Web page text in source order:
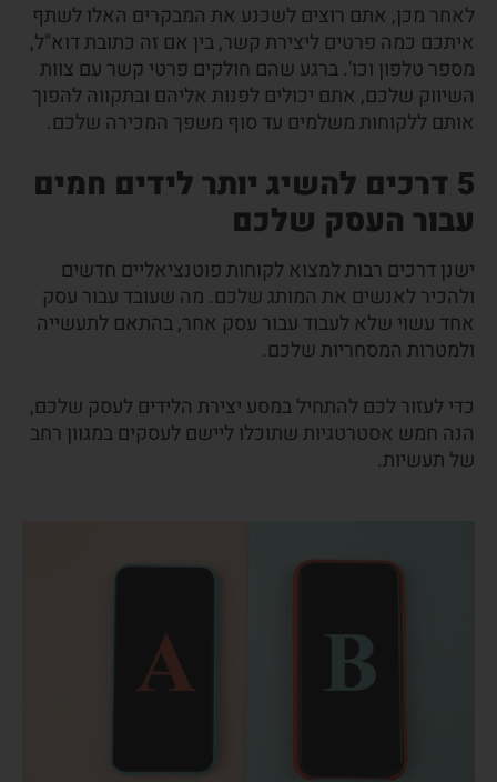
לאחר מכן, אתם רוצים לשכנע את המבקרים האלו לשתף
איתכם כמה פרטים ליצירת קשר, בין אם זה כתובת דוא"ל,
מספר טלפון וכו'. ברגע שהם חולקים פרטי קשר עם צוות
השיווק שלכם, אתם יכולים לפנות אליהם ובתקווה להפוך
אותם ללקוחות משלמים עד סוף משפך המכירה שלכם.
5 דרכים להשיג יותר לידים חמים
עבור העסק שלכם
ישנן דרכים רבות למצוא לקוחות פוטנציאליים חדשים
ולהכיר לאנשים את המותג שלכם. מה שעובד עבור עסק
אחד עשוי שלא לעבוד עבור עסק אחר, בהתאם לתעשייה
ולמטרות המסחריות שלכם.
כדי לעזור לכם להתחיל במסע יצירת הלידים לעסק שלכם,
הנה חמש אסטרטגיות שתוכלו ליישם לעסקים במגוון רחב
של תעשיות.